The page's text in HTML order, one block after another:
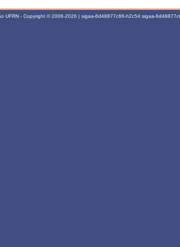
UFRN - Copyright © 2006-2026 | sigaa-6d48877c66-h2c54.sigaa-